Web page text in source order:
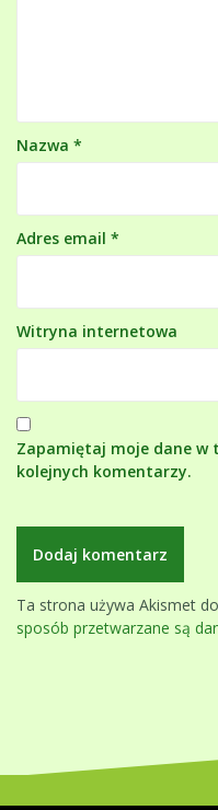
Nazwa *
Adres email *
Witryna internetowa
Zapamiętaj moje dane w
kolejnych komentarzy.
Ta strona używa Akismet
sposób przetwarzane są